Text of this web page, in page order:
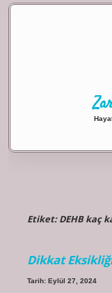
Etiket:DEHB kaç
Dikkat
Tarih: Eylül 27, 2024